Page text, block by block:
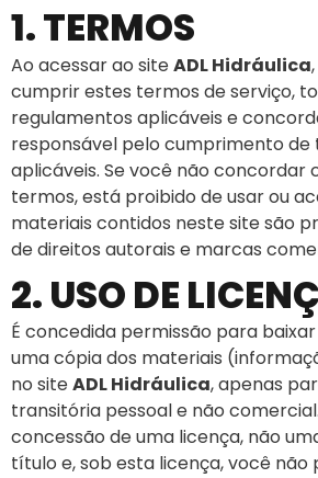
1. TERMOS
Ao acessar ao siteADL Hidráulica
cumprir estes termos de serviço,
regulamentos aplicáveis ​​e
responsável pelo cumprimento de
aplicáveis. Se você não concordar
termos, está proibido de usar ou
materiais contidos neste site são
de direitos autorais e marcas
2. USO DE
É concedida permissão para
uma cópia dos materiais
no siteADL Hidráulica, apenas
transitória pessoal e não
concessão de uma licença, não
título e, sob esta licença, você não